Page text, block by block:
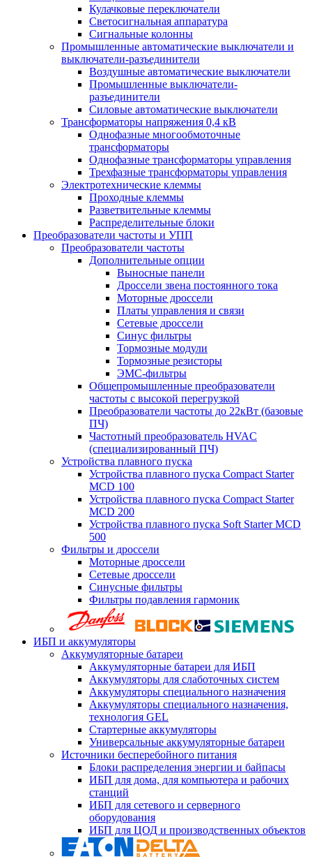
Кулачковые переключатели
Светосигнальная аппаратура
Сигнальные колонны
Промышленные автоматические выключатели и
выключатели-разъединители
Воздушные автоматические выключатели
Промышленные выключатели-
разъединители
Силовые автоматические выключатели
Трансформаторы напряжения 0,4 кВ
Однофазные многообмоточные
трансформаторы
Однофазные трансформаторы управления
Трехфазные трансформаторы управления
Электротехнические клеммы
Проходные клеммы
Разветвительные клеммы
Распределительные блоки
Преобразователи частоты и УПП
Преобразователи частоты
Дополнительные опции
Выносные панели
Дроссели звена постоянного тока
Моторные дроссели
Платы управления и связи
Сетевые дроссели
Синус фильтры
Тормозные модули
Тормозные резисторы
ЭМС-фильтры
Общепромышленные преобразователи
частоты с высокой перегрузкой
Преобразователи частоты до 22кВт (базовые
ПЧ)
Частотный преобразователь HVAC
(специализированный ПЧ)
Устройства плавного пуска
Устройства плавного пуска Compact Starter
MCD 100
Устройства плавного пуска Compact Starter
MCD 200
Устройства плавного пуска Soft Starter MCD
500
Фильтры и дроссели
Моторные дроссели
Сетевые дроссели
Синусные фильтры
Фильтры подавления гармоник
ИБП и аккумуляторы
Аккумуляторные батареи
Аккумуляторные батареи для ИБП
Аккумуляторы для слаботочных систем
Аккумуляторы специального назначения
Аккумуляторы специального назначения,
технология GEL
Стартерные аккумуляторы
Универсальные аккумуляторные батареи
Источники бесперебойного питания
Блоки распределения энергии и байпасы
ИБП для дома, для компьютера и рабочих
станций
ИБП для сетевого и серверного
оборудования
ИБП для ЦОД и производственных объектов